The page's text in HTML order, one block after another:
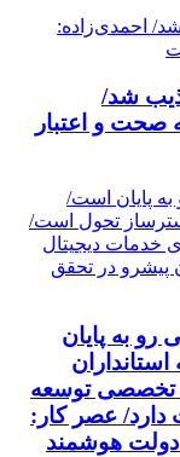
شد/
صحت و اعتبار
به پایان
تخصصی توسعه
عصر کار:
دولت هوشمند